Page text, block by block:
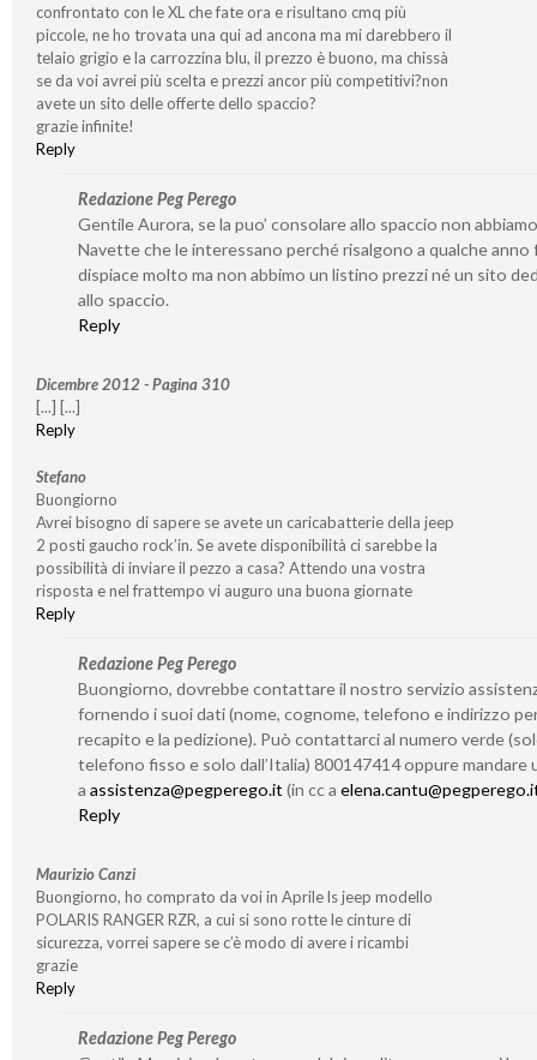
confrontato con le XL che fate ora e risultano cmq più
piccole, ne ho trovata una qui ad ancona ma mi darebbero il
telaio grigio e la carrozzina blu, il prezzo è buono, ma chissà
se da voi avrei più scelta e prezzi ancor più competitivi?non
avete un sito delle offerte dello spaccio?
grazie infinite!
Reply
Redazione Peg Perego
Gentile Aurora, se la puo’ consolare allo spaccio non
Navette che le interessano perché risalgono a qualche anno
dispiace molto ma non abbimo un listino prezzi né un sito
allo spaccio.
Reply
Dicembre 2012 - Pagina 310
[...] [...]
Reply
Stefano
Buongiorno
Avrei bisogno di sapere se avete un caricabatterie della jeep
2 posti gaucho rock’in. Se avete disponibilità ci sarebbe la
possibilità di inviare il pezzo a casa? Attendo una vostra
risposta e nel frattempo vi auguro una buona giornate
Reply
Redazione Peg Perego
Buongiorno, dovrebbe contattare il nostro servizio
fornendo i suoi dati (nome, cognome, telefono e indirizzo
recapito e la pedizione). Può contattarci al numero verde
telefono fisso e solo dall’Italia) 800147414 oppure mandare
a assistenza@pegperego.it(in cc a
Reply
Maurizio Canzi
Buongiorno, ho comprato da voi in Aprile ls jeep modello
POLARIS RANGER RZR, a cui si sono rotte le cinture di
sicurezza, vorrei sapere se c’è modo di avere i ricambi
grazie
Reply
Redazione Peg Perego